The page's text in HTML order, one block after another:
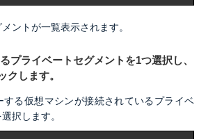
ントが一覧表示されます。
プライベートセグメントを1つ選択し、
クします。
する仮想マシンが接続されているプライベ
択します。